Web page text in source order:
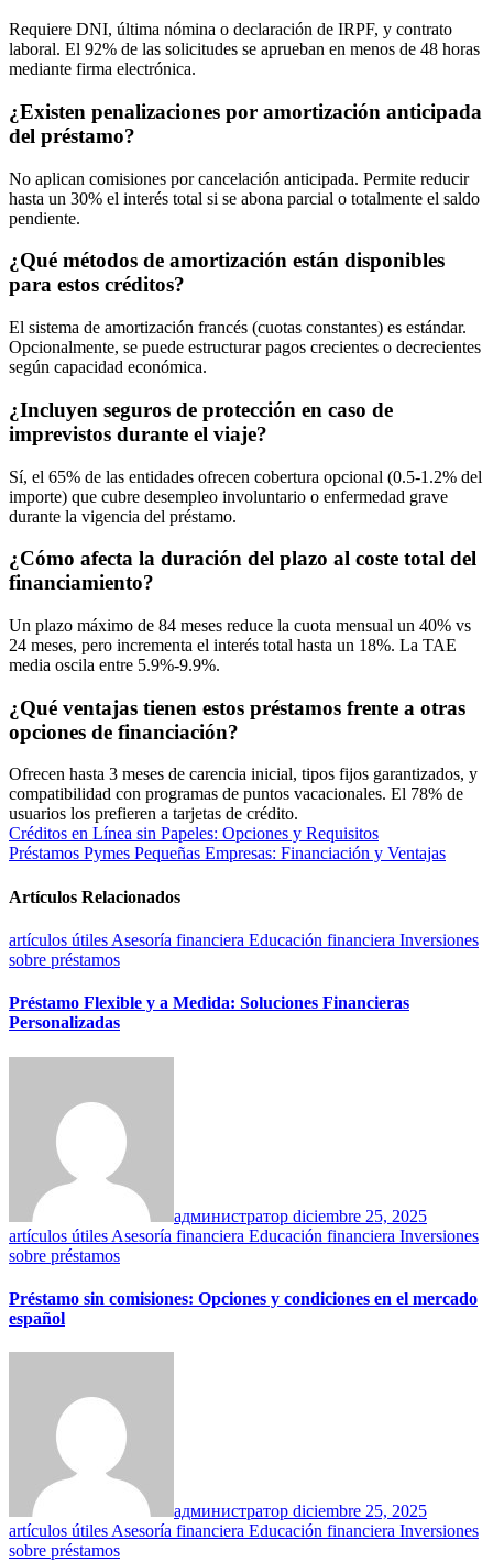
Requiere DNI, última nómina o declaración de IRPF, y contrato
laboral. El 92% de las solicitudes se aprueban en menos de 48 horas
mediante firma electrónica.
¿Existen penalizaciones por amortización anticipada
del préstamo?
No aplican comisiones por cancelación anticipada. Permite reducir
hasta un 30% el interés total si se abona parcial o totalmente el saldo
pendiente.
¿Qué métodos de amortización están disponibles
para estos créditos?
El sistema de amortización francés (cuotas constantes) es estándar.
Opcionalmente, se puede estructurar pagos crecientes o decrecientes
según capacidad económica.
¿Incluyen seguros de protección en caso de
imprevistos durante el viaje?
Sí, el 65% de las entidades ofrecen cobertura opcional (0.5-1.2% del
importe) que cubre desempleo involuntario o enfermedad grave
durante la vigencia del préstamo.
¿Cómo afecta la duración del plazo al coste total del
financiamiento?
Un plazo máximo de 84 meses reduce la cuota mensual un 40% vs
24 meses, pero incrementa el interés total hasta un 18%. La TAE
media oscila entre 5.9%-9.9%.
¿Qué ventajas tienen estos préstamos frente a otras
opciones de financiación?
Ofrecen hasta 3 meses de carencia inicial, tipos fijos garantizados, y
compatibilidad con programas de puntos vacacionales. El 78% de
usuarios los prefieren a tarjetas de crédito.
Navegación
de
entradas
Créditos en Línea sin Papeles: Opciones y Requisitos
Préstamos Pymes Pequeñas Empresas: Financiación y Ventajas
Artículos Relacionados
artículos útiles Asesoría financiera Educación financiera Inversiones
sobre préstamos
Préstamo Flexible y a Medida: Soluciones Financieras
Personalizadas
администратор diciembre 25, 2025
artículos útiles Asesoría financiera Educación financiera Inversiones
sobre préstamos
Préstamo sin comisiones: Opciones y condiciones en el mercado
español
администратор diciembre 25, 2025
artículos útiles Asesoría financiera Educación financiera Inversiones
sobre préstamos